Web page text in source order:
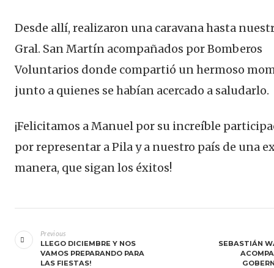
Desde allí, realizaron una caravana hasta
Gral. San Martín acompañados por Bomberos
Voluntarios donde compartió un hermoso
junto a quienes se habían acercado a saludarlo.
¡Felicitamos a Manuel por su increíble
por representar a Pila y a nuestro país de una
manera, que sigan los éxitos!
de
entradas
Previous
LLEGO DICIEMBRE Y NOS
VAMOS PREPARANDO PARA
LAS FIESTAS!
SEBASTIÁN